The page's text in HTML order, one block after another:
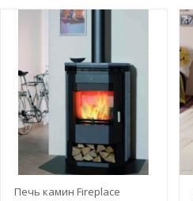
Печь камин Fireplace